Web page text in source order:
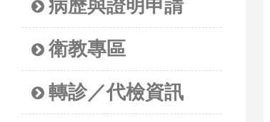
病歷與證明申請
衛教專區
轉診／代檢資訊